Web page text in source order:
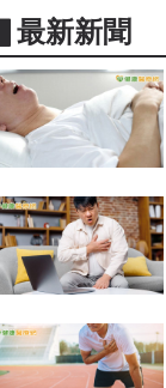
▋最新新聞